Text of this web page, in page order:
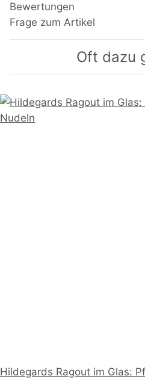
Bewertungen
Frage zum Artikel
Oft dazu
Hildegards Ragout im Glas: